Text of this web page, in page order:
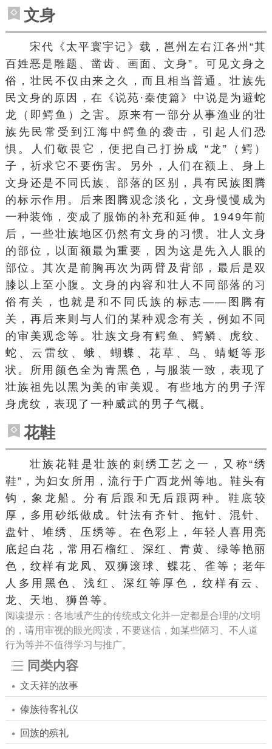
文身
宋代《 太平寰宇记 》载， 邕州 左右江各州“其
百姓恶是 雕题 、 凿齿 、画面、文身”。可见文身之
俗，壮民不仅由来之久，而且相当普通。壮族先
民文身的原因，在《说苑·秦使篇》中说是为避蛇
龙
（即鳄鱼 ）之害。原来有一部分从事渔业的壮
族先民常受到江海中鳄鱼的袭击，引起人们恐
惧。人们敬畏它，便把自己打扮成 “龙”（鳄）
子，祈求它不要伤害。另外，人们在额上、身上
文身还是不同氏族、部落的区别，具有民族图腾
的标示作用。后来图腾观念淡化，文身慢慢成为
一种装饰，变成了服饰的补充和延伸。1949年前
后，一些壮族地区仍然有文身的习惯。壮人文身
的部位，以面额最为重要，因为这是先入人眼的
部位。其次是前胸再次为两臂及背部，最后是双
膝以上至小腹。文身的内容和壮人不同部落的习
俗有关，也就是和不同氏族的标志——图腾有
关，再后来则与人们的某种观念有关，例如不同
的审美观念等。壮族文身有鳄鱼、鳄鳞、 虎纹 、
蛇、 云雷纹 、蛾、 蝴蝶 、花草、鸟、蜻蜓等形
状。所用颜色全为青黑色，与服装一致，表现了
壮族祖先以黑为美的审美观。有些地方的男子浑
身虎纹，表现了一种威武的 男子气概 。
花鞋
壮族花鞋是壮族的刺绣工艺之一，又称“绣
鞋”，为妇女所用，流行于广西龙州 等地。鞋头有
钩，象龙船。分有 后跟 和无后跟两种。鞋底较
厚，多用砂纸做成。针法有齐针 、拖针、混针、
盘针 、堆绣 、压绣等。在色彩上，年轻人喜用亮
底起白花，常用石榴红 、深红、青黄、绿等艳丽
色，纹样有龙凤、双狮 滚球 、蝶花、雀等；老年
人多用黑色、浅红、深红等厚色，纹样有云、
龙、天地、狮兽等。
阅读提示：各地域产生的传统或文化并一定都是合理的/文明
的，请用审视的眼光阅读，不要迷信，如某些陋习、不人道
行为等并不值得学习与推广。
同类内容
文天祥的故事
傣族待客礼仪
回族的殡礼